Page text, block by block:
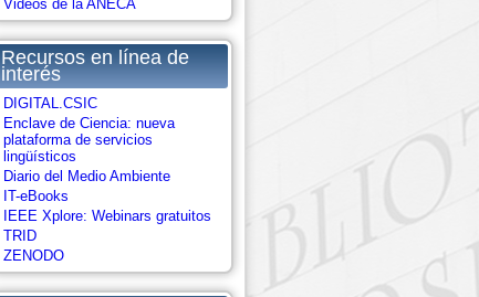
Videos de la ANECA
Recursos en línea de
interés
DIGITAL.CSIC
Enclave de Ciencia: nueva
plataforma de servicios
lingüísticos
Diario del Medio Ambiente
IT-eBooks
IEEE Xplore: Webinars gratuitos
TRID
ZENODO